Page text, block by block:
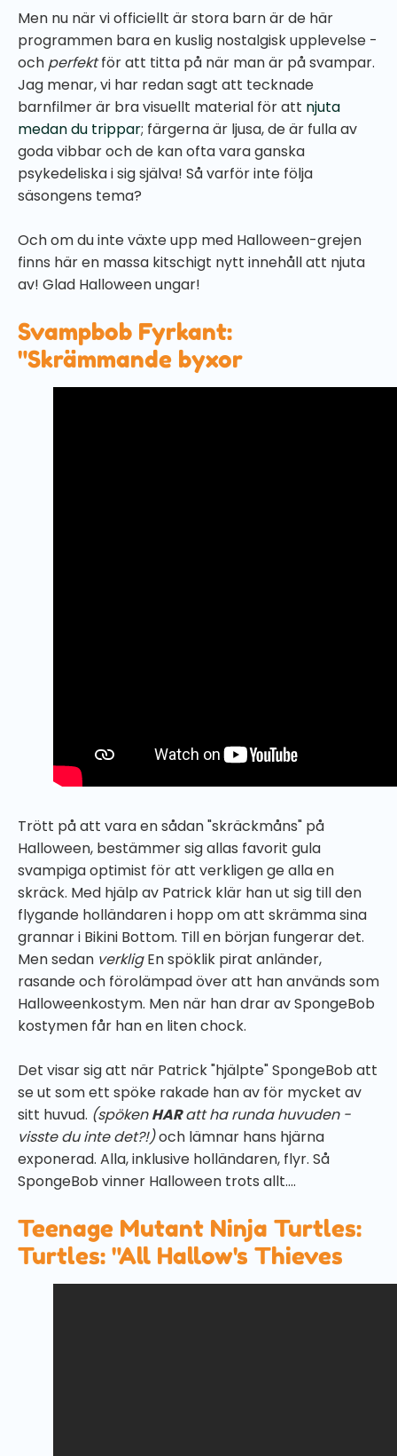
Men nu när vi officiellt är stora barn är de här
programmen bara en kuslig nostalgisk upplevelse -
och perfektför att titta på när man är på svampar.
Jag menar, vi har redan sagt att tecknade
barnfilmer är bra visuellt material för att njuta
medan du trippar; färgerna är ljusa, de är fulla av
goda vibbar och de kan ofta vara ganska
psykedeliska i sig själva! Så varför inte följa
säsongens tema?
Och om du inte växte upp med Halloween-grejen
finns här en massa kitschigt nytt innehåll att njuta
av! Glad Halloween ungar!
Svampbob Fyrkant:
"Skrämmande byxor
Trött på att vara en sådan "skräckmåns" på
Halloween, bestämmer sig allas favorit gula
svampiga optimist för att verkligen ge alla en
skräck. Med hjälp av Patrick klär han ut sig till den
flygande holländaren i hopp om att skrämma sina
grannar i Bikini Bottom. Till en början fungerar det.
Men sedan verkligEn spöklik pirat anländer,
rasande och förolämpad över att han används som
Halloweenkostym. Men när han drar av SpongeBob
kostymen får han en liten chock.
Det visar sig att när Patrick "hjälpte" SpongeBob att
se ut som ett spöke rakade han av för mycket av
sitt huvud. (spökenHARatt ha runda huvuden -
visste du inte det?!)och lämnar hans hjärna
exponerad. Alla, inklusive holländaren, flyr. Så
SpongeBob vinner Halloween trots allt....
Teenage Mutant Ninja Turtles:
Turtles: "All Hallow's Thieves